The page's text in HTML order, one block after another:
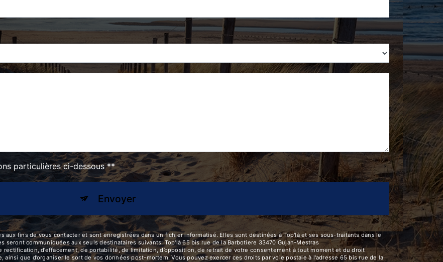
particulières ci-dessous **
Envoyer
fins de vous contacter et sont enregistrées dans un fichier informatisé. Elles sont destinées à Top'là et ses sous-traitants dans le
communiquées aux seuls destinataires suivants: Top'là 65 bis rue de la Barbotiere 33470 Gujan-Mestras
rectification, d’effacement, de portabilité, de limitation, d’opposition, de retrait de votre consentement à tout moment et du droit
ainsi que d’organiser le sort de vos données post-mortem. Vous pouvez exercer ces droits par voie postale à l'adresse 65 bis rue de la